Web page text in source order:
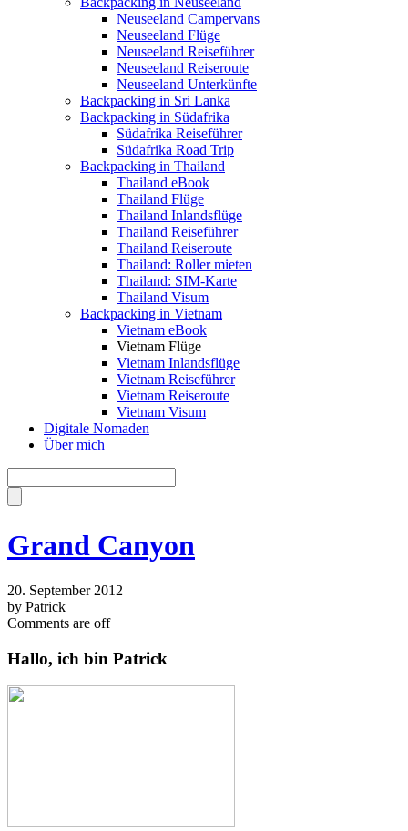
Neuseeland Campervans
Neuseeland Flüge
Neuseeland Reiseführer
Neuseeland Reiseroute
Neuseeland Unterkünfte
Backpacking in Sri Lanka
Backpacking in Südafrika
Südafrika Reiseführer
Südafrika Road Trip
Backpacking in Thailand
Thailand eBook
Thailand Flüge
Thailand Inlandsflüge
Thailand Reiseführer
Thailand Reiseroute
Thailand: Roller mieten
Thailand: SIM-Karte
Thailand Visum
Backpacking in Vietnam
Vietnam eBook
Vietnam Flüge
Vietnam Inlandsflüge
Vietnam Reiseführer
Vietnam Reiseroute
Vietnam Visum
Digitale Nomaden
Über mich
Grand Canyon
20. September 2012
by Patrick
Comments are off
Hallo, ich bin Patrick